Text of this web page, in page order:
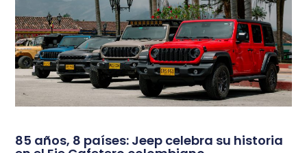
85 años, 8 países: Jeep celebra su historia